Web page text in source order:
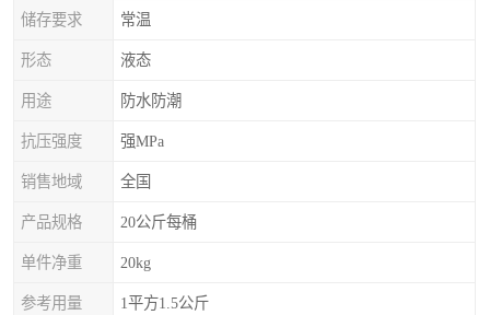
储存要求 常温
形态 液态
用途 防水防潮
抗压强度 强MPa
销售地域 全国
产品规格 20公斤每桶
单件净重 20kg
参考用量 1平方1.5公斤